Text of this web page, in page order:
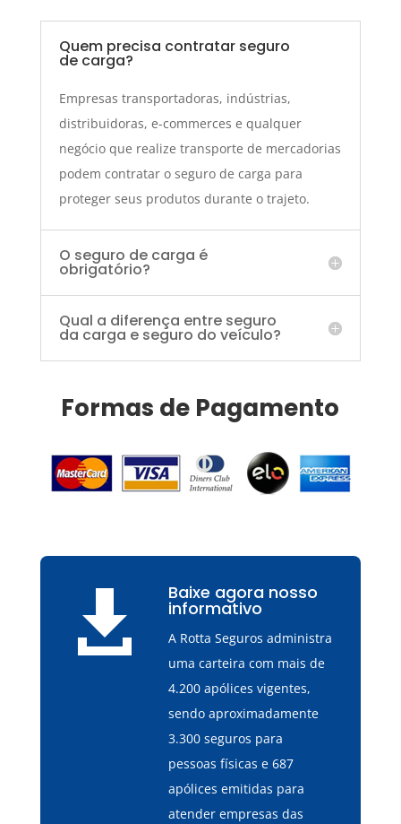
Quem precisa contratar seguro
de carga?
Empresas transportadoras, indústrias,
distribuidoras, e-commerces e qualquer
negócio que realize transporte de mercadorias
podem contratar o seguro de carga para
proteger seus produtos durante o trajeto.
O seguro de carga é
obrigatório?
Qual a diferença entre seguro
da carga e seguro do veículo?
Formas de Pagamento
 Baixe agora nosso
informativo
A Rotta Seguros administra
uma carteira com mais de
4.200 apólices vigentes,
sendo aproximadamente
3.300 seguros para
pessoas físicas e 687
apólices emitidas para
atender empresas das